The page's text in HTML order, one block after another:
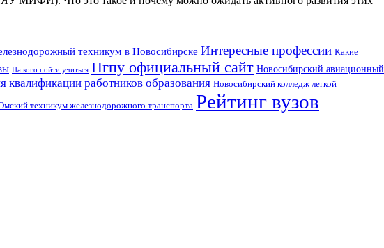
техникум в Новосибирске Интересные профессии Какие
На кого пойти учиться Нгпу официальный сайт Новосибирский авиационный
работников образования Новосибирский колледж легкой
техникум железнодорожного транспорта Рейтинг вузов